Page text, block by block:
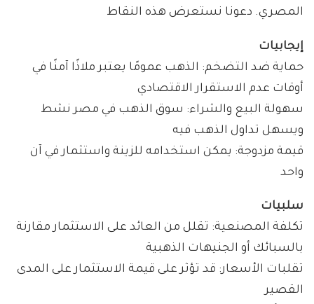
المصري. دعونا نستعرض هذه النقاط
إيجابيات
حماية ضد التضخم: الذهب عمومًا يعتبر ملاذًا آمنًا في
أوقات عدم الاستقرار الاقتصادي
سهولة البيع والشراء: سوق الذهب في مصر نشط
ويسهل تداول الذهب فيه
قيمة مزدوجة: يمكن استخدامه للزينة واستثمار في آن
واحد
سلبيات
تكلفة المصنعية: تقلل من العائد على الاستثمار مقارنة
بالسبائك أو الجنيهات الذهبية
تقلبات الأسعار: قد تؤثر على قيمة الاستثمار على المدى
القصير